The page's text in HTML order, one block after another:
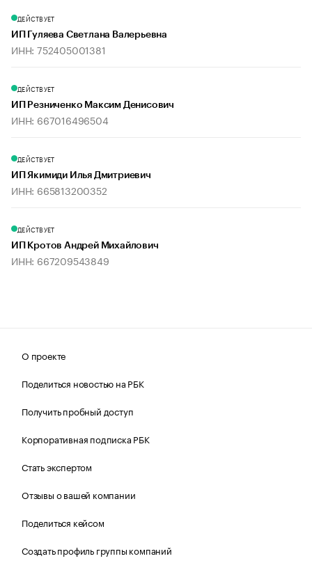
ДЕЙСТВУЕТ
ИП Гуляева Светлана Валерьевна
ИНН: 752405001381
ДЕЙСТВУЕТ
ИП Резниченко Максим Денисович
ИНН: 667016496504
ДЕЙСТВУЕТ
ИП Якимиди Илья Дмитриевич
ИНН: 665813200352
ДЕЙСТВУЕТ
ИП Кротов Андрей Михайлович
ИНН: 667209543849
О проекте
Поделиться новостью на РБК
Получить пробный доступ
Корпоративная подписка РБК
Стать экспертом
Отзывы о вашей компании
Поделиться кейсом
Создать профиль группы компаний